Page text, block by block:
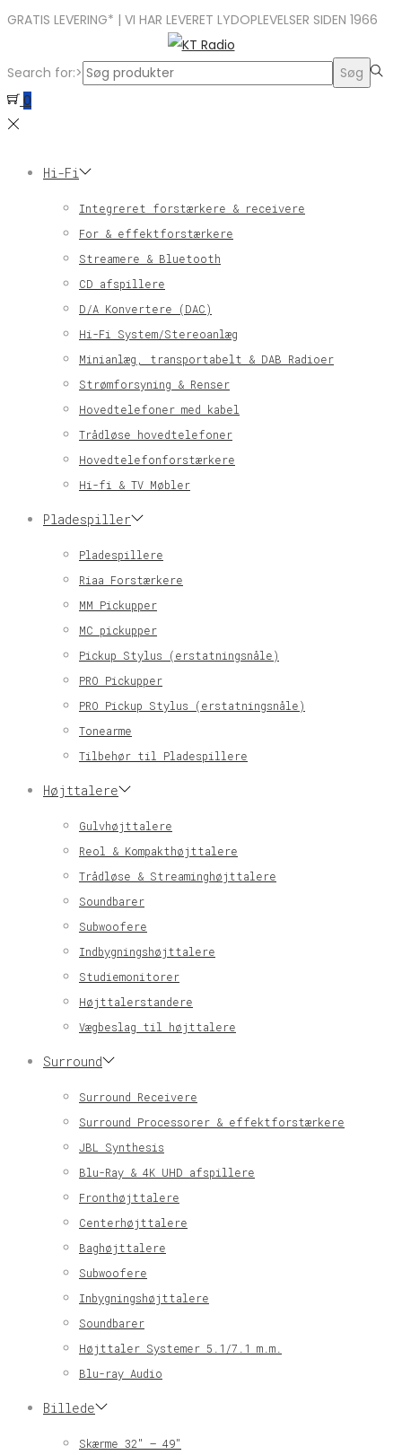
GRATIS LEVERING* | VI HAR LEVERET LYDOPLEVELSER SIDEN 1966
Search for:>
Søg
0
Hi-Fi
Integreret forstærkere & receivere
For & effektforstærkere
Streamere & Bluetooth
CD afspillere
D/A Konvertere (DAC)
Hi-Fi System/Stereoanlæg
Minianlæg, transportabelt & DAB Radioer
Strømforsyning & Renser
Hovedtelefoner med kabel
Trådløse hovedtelefoner
Hovedtelefonforstærkere
Hi-fi & TV Møbler
Pladespiller
Pladespillere
Riaa Forstærkere
MM Pickupper
MC pickupper
Pickup Stylus (erstatningsnåle)
PRO Pickupper
PRO Pickup Stylus (erstatningsnåle)
Tonearme
Tilbehør til Pladespillere
Højttalere
Gulvhøjttalere
Reol & Kompakthøjttalere
Trådløse & Streaminghøjttalere
Soundbarer
Subwoofere
Indbygningshøjttalere
Studiemonitorer
Højttalerstandere
Vægbeslag til højttalere
Surround
Surround Receivere
Surround Processorer & effektforstærkere
JBL Synthesis
Blu-Ray & 4K UHD afspillere
Fronthøjttalere
Centerhøjttalere
Baghøjttalere
Subwoofere
Inbygningshøjttalere
Soundbarer
Højttaler Systemer 5.1/7.1 m.m.
Blu-ray Audio
Billede
Skærme 32″ – 49″